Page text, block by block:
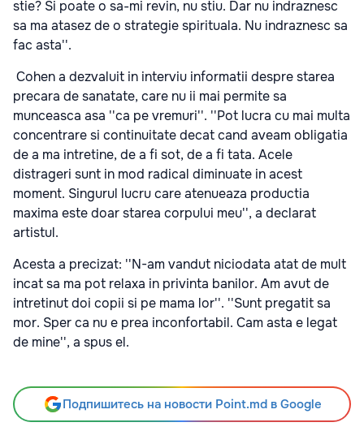
stie? Si poate o sa-mi revin, nu stiu. Dar nu indraznesc
sa ma atasez de o strategie spirituala. Nu indraznesc sa
fac asta''.
Cohen a dezvaluit in interviu informatii despre starea
precara de sanatate, care nu ii mai permite sa
munceasca asa ''ca pe vremuri''. ''Pot lucra cu mai multa
concentrare si continuitate decat cand aveam obligatia
de a ma intretine, de a fi sot, de a fi tata. Acele
distrageri sunt in mod radical diminuate in acest
moment. Singurul lucru care atenueaza productia
maxima este doar starea corpului meu'', a declarat
artistul.
Acesta a precizat: ''N-am vandut niciodata atat de mult
incat sa ma pot relaxa in privinta banilor. Am avut de
intretinut doi copii si pe mama lor''. ''Sunt pregatit sa
mor. Sper ca nu e prea inconfortabil. Cam asta e legat
de mine'', a spus el.
Подпишитесь на новости Point.md в Google